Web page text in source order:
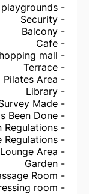
- Children's playgrounds
- Security
- Balcony
- Cafe
- shopping mall
- Terrace
- Yoga and Pilates Area
- Library
- Ground Survey Made
- Building Inspection Has Been Done
- Compliant with Insulation Regulations
- Compatible with Earthquake Regulations
- Lounge Area
- Garden
- Massage Room
- Dressing room